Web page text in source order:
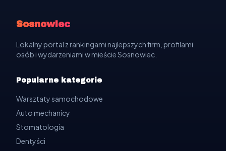
Sosnowiec
Lokalny portal z rankingami najlepszych firm, profilami
osób i wydarzeniami w mieście Sosnowiec.
Popularne kategorie
Warsztaty samochodowe
Auto mechanicy
Stomatologia
Dentyści